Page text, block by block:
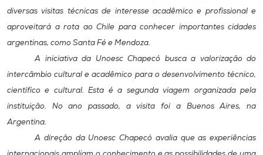
Museu
Unoesc
Store
Selecione
o idioma
diversas visitas técnicas de interesse acadêmico e profissional e
aproveitará a rota ao Chile para conhecer importantes cidades
argentinas, como Santa Fé e Mendoza.
A iniciativa da Unoesc Chapecó busca a valorização do
intercâmbio cultural e acadêmico para o desenvolvimento técnico,
científico e cultural. Esta é a segunda viagem organizada pela
instituição. No ano passado, a visita foi a Buenos Aires, na
Argentina.
A direção da Unoesc Chapecó avalia que as experiências